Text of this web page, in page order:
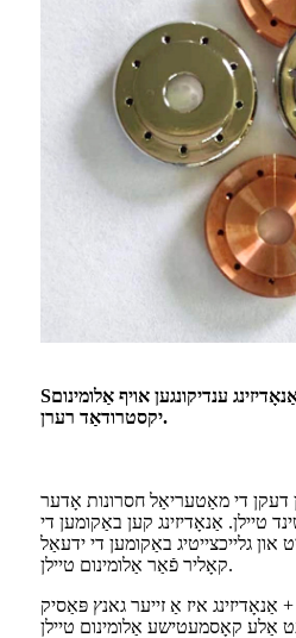
Sענדיקונגען אויף אַלומינום
יקסטרודאַד רערן.
דעקן די מאַטעריאַל חסרונות אָדער
טיילן. אַנאָדיזינג קען באַקומען די
און גלייכצייטיג באַקומען די ידעאַל
קאָליר פֿאַר אַלומינום טיילן.
אַנאָדיזינג איז אַ זייער גאנץ פּאַסיק